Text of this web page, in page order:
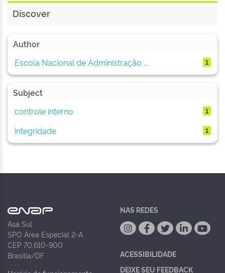
Discover
Author
Escola Nacional de Administração ...
1
Subject
controle interno
1
integridade 1
Asa Sul
SPO Área Especial 2-A
CEP 70.610-900
Brasília/DF
NAS REDES
ACESSIBILIDADE
DEIXE SEU FEEDBACK